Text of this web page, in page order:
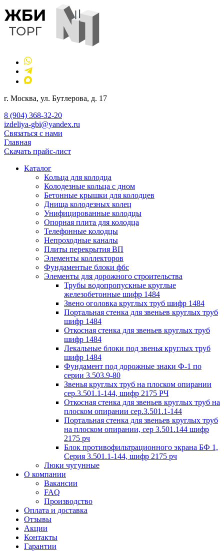
г. Москва, ул. Бутлерова, д. 17
8 (904) 368-32-20
izdeliya-gbi@yandex.ru
Связаться с нами
Главная
Скачать прайс-лист
Каталог
Кольца для колодца
Колодезные кольца с дном
Бетонные крышки для колодцев
Днища колодезных колец
Унифицированные колодцы
Опорная плита для колодца
Телефонные колодцы
Непроходные каналы
Плиты перекрытия ВП
Элементы коллекторов
Фундаментые блоки фбс
Элементы для дорожного строительства
Трубы водопропускные круглые
железобетонные шифр 1484
Звено оголовка круглых труб шифр 1484
Портальная стенка для звеньев круглых труб
шифр 1484
Откосная стенка для звеньев круглых труб
шифр 1484
Лекальные блоки под звенья круглых труб
шифр 1484
Фундамент под дорожные знаки Ф-1 по
серии 3.503.9-80
Звенья круглых труб на плоском опирании
сер.3.501.1-144, шифр 2175 РЧ
Откосная стенка для звеньев круглых труб на
плоском опирании сер.3.501.1-144
Портальная стенка для звеньев круглых труб
на плоском опирании, сер 3.501.144 шифр
2175 рч
Блок противофильтрационного экрана БФ 1,
Серия 3.501.1-144, шифр 2175 рч
Люки чугунные
О компании
Вакансии
FAQ
Производство
Оплата и доставка
Отзывы
Акции
Контакты
Гарантии